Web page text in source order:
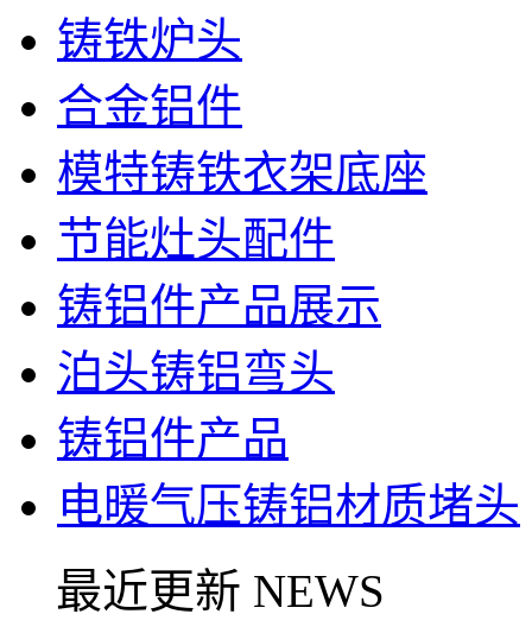
铸铁炉头
合金铝件
模特铸铁衣架底座
节能灶头配件
铸铝件产品展示
泊头铸铝弯头
铸铝件产品
电暖气压铸铝材质堵头
最近更新 NEWS